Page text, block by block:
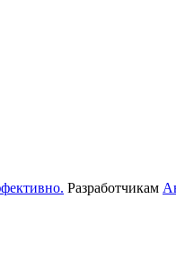
Разработчикам